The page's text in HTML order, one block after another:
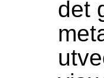
det